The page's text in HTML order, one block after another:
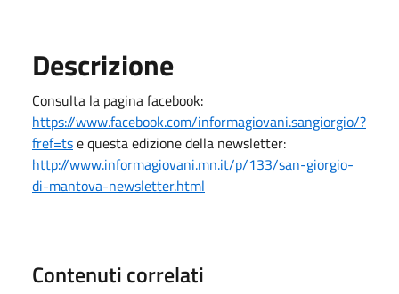
Descrizione
Consulta la pagina facebook:
https://www.facebook.com/informagiovani.sangiorgio/?
fref=tse questa edizione della newsletter:
http://www.informagiovani.mn.it/p/133/san-giorgio-
di-mantova-newsletter.html
Contenuti correlati